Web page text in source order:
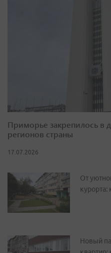
Приморье закрепилось в
регионов страны
17.07.2026
От
курорта:
Новый